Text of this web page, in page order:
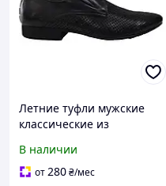
Летние туфли мужские
классические из
черные р.44
В наличии
от280₴/мес